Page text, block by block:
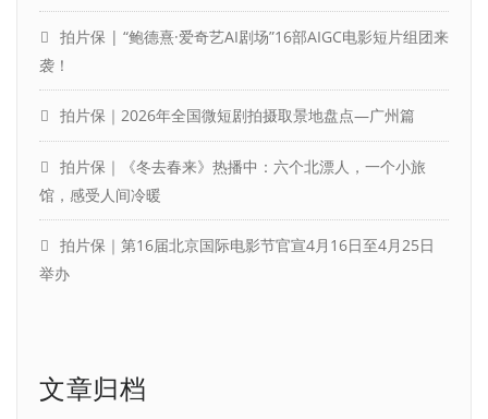
拍片保 | “鲍德熹·爱奇艺AI剧场”16部AIGC电影短片组团来
袭！
拍片保｜2026年全国微短剧拍摄取景地盘点—广州篇
拍片保｜《冬去春来》热播中：六个北漂人，一个小旅
馆，感受人间冷暖
拍片保｜第16届北京国际电影节官宣4月16日至4月25日
举办
文章归档